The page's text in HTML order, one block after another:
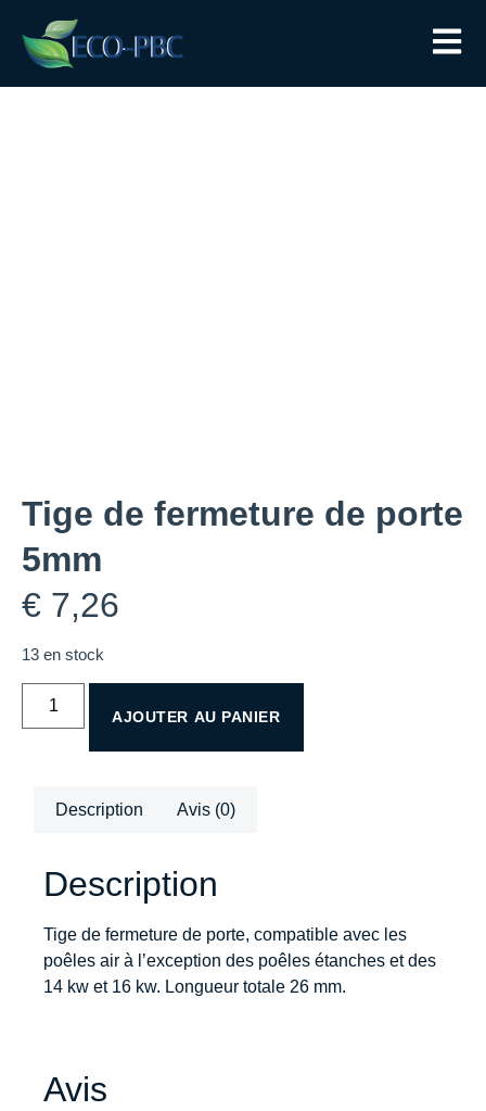
Tige de fermeture de porte
5mm
€ 7,26
13 en stock
AJOUTER AU PANIER
Description Avis (0)
Description
Tige de fermeture de porte, compatible avec les
poêles air à l’exception des poêles étanches et des
14 kw et 16 kw. Longueur totale 26 mm.
Avis